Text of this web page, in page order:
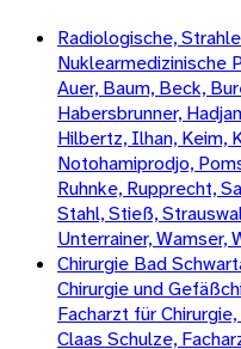
Radiologische,
Nuklearmedizinische
Auer, Baum, Beck,
Habersbrunner,
Hilbertz, Ilhan, Keim,
Notohamiprodjo,
Ruhnke, Rupprecht,
Stahl, Stieß,
Unterrainer, Wamser,
Chirurgie Bad
Chirurgie und
Facharzt für
Claas Schulze,